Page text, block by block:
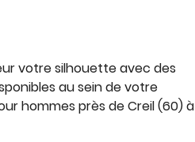
votre silhouette avec des
au sein de votre
hommes près de Creil (60) à